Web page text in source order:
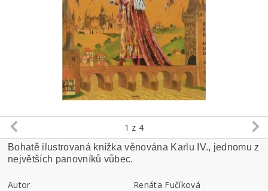
1 z 4
Bohatě ilustrovaná knížka věnována Karlu IV., jednomu z
největších panovníků vůbec.
Autor
Renáta Fučíková